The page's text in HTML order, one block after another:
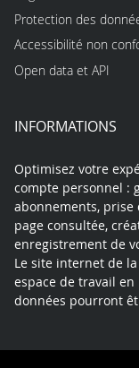
Protection des
Accessibilité non
Open data et API
INFORMATIONS
Optimisez votre
compte personnel :
abonnements, prise
page consultée,
enregistrement de
Le site internet de
espace de travail
données pourront